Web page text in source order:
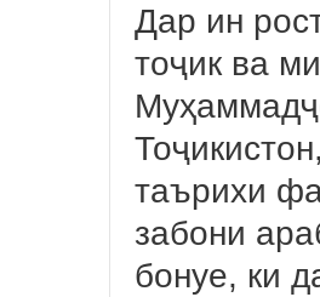
Дар ин
тоҷик ва
таърихи
забони
бонуе, ки